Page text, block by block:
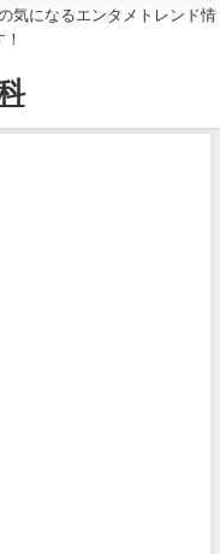
気になるエンタメトレンド情